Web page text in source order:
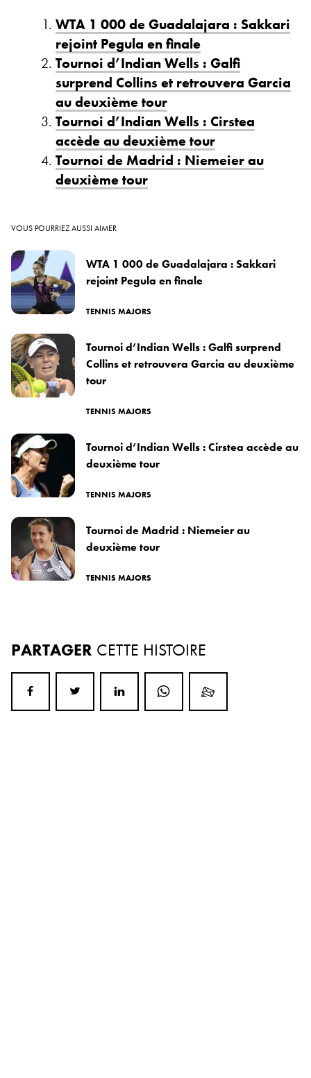
WTA 1 000 de Guadalajara : Sakkari
rejoint Pegula en finale
Tournoi d’Indian Wells : Galfi
surprend Collins et retrouvera Garcia
au deuxième tour
Tournoi d’Indian Wells : Cirstea
accède au deuxième tour
Tournoi de Madrid : Niemeier au
deuxième tour
VOUS POURRIEZ AUSSI AIMER
WTA 1 000 de Guadalajara : Sakkari
rejoint Pegula en finale
TENNIS MAJORS
Tournoi d’Indian Wells : Galfi surprend
Collins et retrouvera Garcia au deuxième
tour
TENNIS MAJORS
Tournoi d’Indian Wells : Cirstea accède au
deuxième tour
TENNIS MAJORS
Tournoi de Madrid : Niemeier au
deuxième tour
TENNIS MAJORS
PARTAGER CETTE HISTOIRE